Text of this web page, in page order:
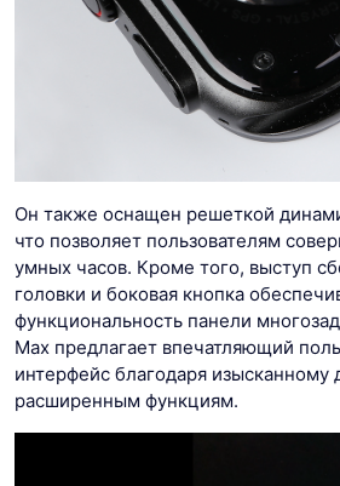
Он также оснащен решеткой
что позволяет пользователям
умных часов. Кроме того, выступ
головки и боковая кнопка
функциональность панели
Max предлагает впечатляющий
интерфейс благодаря изысканному
расширенным функциям.